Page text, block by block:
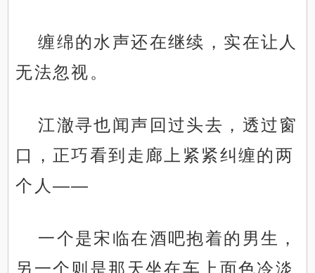
缠绵的水声还在继续，实在让人
无法忽视。
江澈寻也闻声回过头去，透过窗
口，正巧看到走廊上紧紧纠缠的两
个人——
一个是宋临在酒吧抱着的男生，
另一个则是那天坐在车上面色冷淡